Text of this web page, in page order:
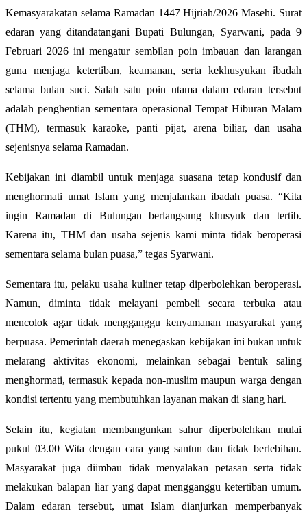
Kemasyarakatan selama Ramadan 1447 Hijriah/2026 Masehi. Surat
edaran yang ditandatangani Bupati Bulungan, Syarwani, pada 9
Februari 2026 ini mengatur sembilan poin imbauan dan larangan
guna menjaga ketertiban, keamanan, serta kekhusyukan ibadah
selama bulan suci. Salah satu poin utama dalam edaran tersebut
adalah penghentian sementara operasional Tempat Hiburan Malam
(THM), termasuk karaoke, panti pijat, arena biliar, dan usaha
sejenisnya selama Ramadan.
Kebijakan ini diambil untuk menjaga suasana tetap kondusif dan
menghormati umat Islam yang menjalankan ibadah puasa. “Kita
ingin Ramadan di Bulungan berlangsung khusyuk dan tertib.
Karena itu, THM dan usaha sejenis kami minta tidak beroperasi
sementara selama bulan puasa,” tegas Syarwani.
Sementara itu, pelaku usaha kuliner tetap diperbolehkan beroperasi.
Namun, diminta tidak melayani pembeli secara terbuka atau
mencolok agar tidak mengganggu kenyamanan masyarakat yang
berpuasa. Pemerintah daerah menegaskan kebijakan ini bukan untuk
melarang aktivitas ekonomi, melainkan sebagai bentuk saling
menghormati, termasuk kepada non-muslim maupun warga dengan
kondisi tertentu yang membutuhkan layanan makan di siang hari.
Selain itu, kegiatan membangunkan sahur diperbolehkan mulai
pukul 03.00 Wita dengan cara yang santun dan tidak berlebihan.
Masyarakat juga diimbau tidak menyalakan petasan serta tidak
melakukan balapan liar yang dapat mengganggu ketertiban umum.
Dalam edaran tersebut, umat Islam dianjurkan memperbanyak